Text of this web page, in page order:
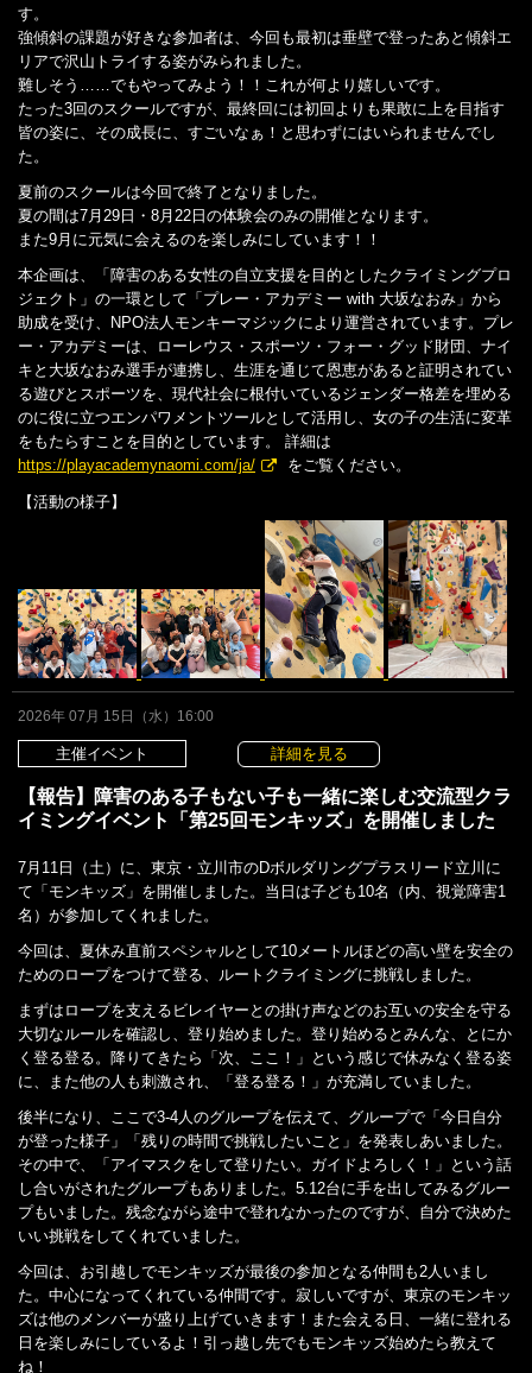
す。
強傾斜の課題が好きな参加者は、今回も最初は垂壁で登ったあと傾斜エ
リアで沢山トライする姿がみられました。
難しそう……でもやってみよう！！これが何より嬉しいです。
たった3回のスクールですが、最終回には初回よりも果敢に上を目指す
皆の姿に、その成長に、すごいなぁ！と思わずにはいられませんでし
た。
夏前のスクールは今回で終了となりました。
夏の間は7月29日・8月22日の体験会のみの開催となります。
また9月に元気に会えるのを楽しみにしています！！
本企画は、「障害のある女性の自立支援を目的としたクライミングプロ
ジェクト」の一環として「プレー・アカデミー with 大坂なおみ」から
助成を受け、NPO法人モンキーマジックにより運営されています。プレ
ー・アカデミーは、ローレウス・スポーツ・フォー・グッド財団、ナイ
キと大坂なおみ選手が連携し、生涯を通じて恩恵があると証明されてい
る遊びとスポーツを、現代社会に根付いているジェンダー格差を埋める
のに役に立つエンパワメントツールとして活用し、女の子の生活に変革
をもたらすことを目的としています。 詳細は
https://playacademynaomi.com/ja/
をご覧ください。
【活動の様子】
2026年 07月 15日（水）16:00
主催イベント 詳細を見る
【報告】障害のある子もない子も一緒に楽しむ交流型クラ
イミングイベント「第25回モンキッズ」を開催しました
7月11日（土）に、東京・立川市のDボルダリングプラスリード立川に
て「モンキッズ」を開催しました。当日は子ども10名（内、視覚障害1
名）が参加してくれました。
今回は、夏休み直前スペシャルとして10メートルほどの高い壁を安全の
ためのロープをつけて登る、ルートクライミングに挑戦しました。
まずはロープを支えるビレイヤーとの掛け声などのお互いの安全を守る
大切なルールを確認し、登り始めました。登り始めるとみんな、とにか
く登る登る。降りてきたら「次、ここ！」という感じで休みなく登る姿
に、また他の人も刺激され、「登る登る！」が充満していました。
後半になり、ここで3‐4人のグループを伝えて、グループで「今日自分
が登った様子」「残りの時間で挑戦したいこと」を発表しあいました。
その中で、「アイマスクをして登りたい。ガイドよろしく！」という話
し合いがされたグループもありました。5.12台に手を出してみるグルー
プもいました。残念ながら途中で登れなかったのですが、自分で決めた
いい挑戦をしてくれていました。
今回は、お引越しでモンキッズが最後の参加となる仲間も2人いまし
た。中心になってくれている仲間です。寂しいですが、東京のモンキッ
ズは他のメンバーが盛り上げていきます！また会える日、一緒に登れる
日を楽しみにしているよ！引っ越し先でもモンキッズ始めたら教えて
ね！